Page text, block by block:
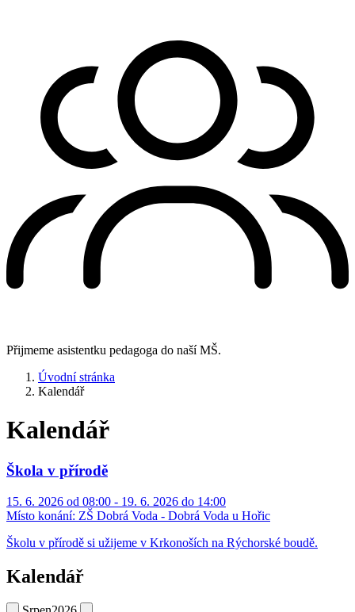
Přijmeme asistentku pedagoga do naší MŠ.
Úvodní stránka
Kalendář
Kalendář
Škola v přírodě
15. 6. 2026 od 08:00 - 19. 6. 2026 do 14:00
Místo konání: ZŠ Dobrá Voda - Dobrá Voda u Hořic
Školu v přírodě si užijeme v Krkonoších na Rýchorské boudě.
Kalendář